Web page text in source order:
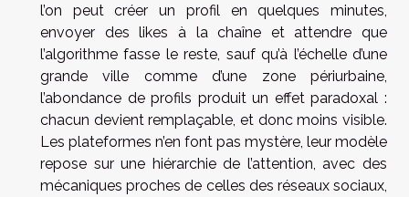
l’on peut créer un profil en quelques minutes,
envoyer des likes à la chaîne et attendre que
l’algorithme fasse le reste, sauf qu’à l’échelle d’une
grande ville comme d’une zone périurbaine,
l’abondance de profils produit un effet paradoxal :
chacun devient remplaçable, et donc moins visible.
Les plateformes n’en font pas mystère, leur modèle
repose sur une hiérarchie de l’attention, avec des
mécaniques proches de celles des réseaux sociaux,